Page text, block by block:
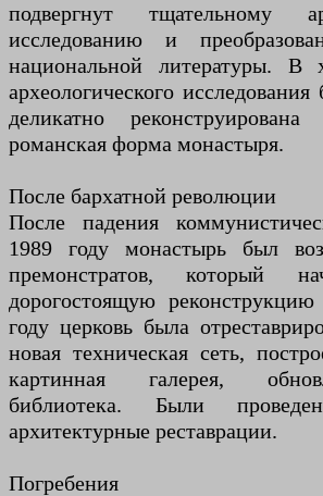
подвергнут тщательному
исследованию и
национальной литературы. В
археологического
деликатно
романская форма монастыря.
После бархатной революции
После падения
1989 году монастырь был
премонстратов, который
дорогостоящую
году церковь была
новая техническая сеть,
картинная галерея,
библиотека. Были
архитектурные реставрации.
Погребения